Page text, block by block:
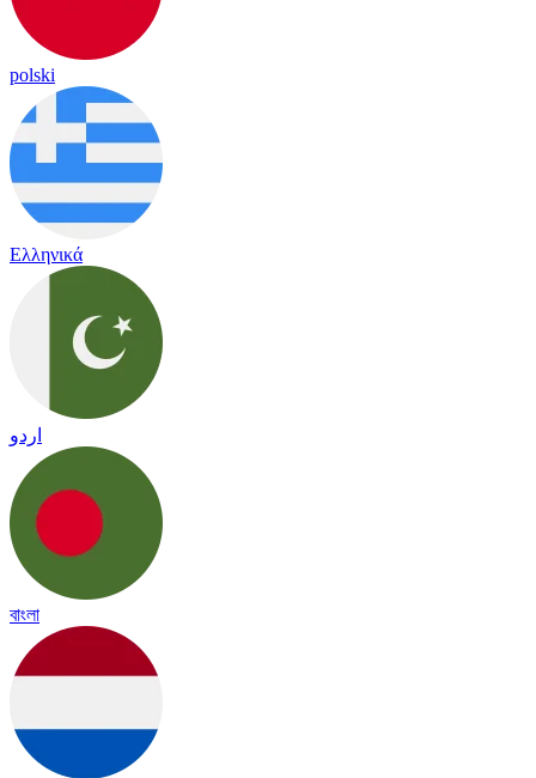
polski
Ελληνικά
اردو
বাংলা